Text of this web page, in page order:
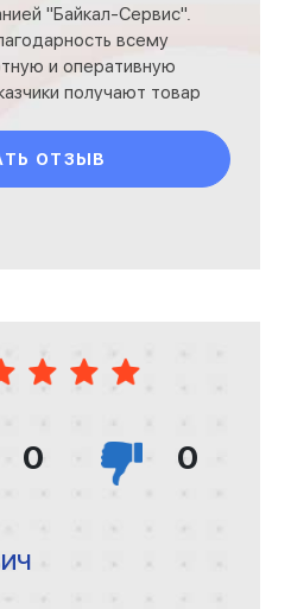
"Байкал-Сервис".
всему
и оперативную
получают товар
ОТЗЫВ
0 0